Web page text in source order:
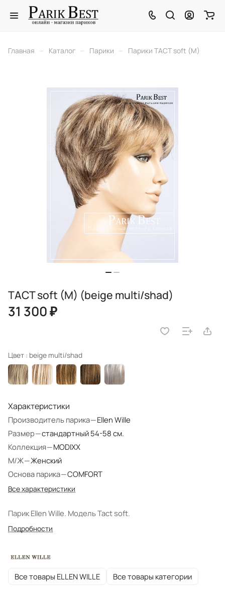
Главная – Каталог – Парики – Парики TACT soft (M)
TACT soft (M) (beige multi/shad)
31 300 ₽
Цвет : beige multi/shad
Характеристики
Производитель парика—Ellen Wille
Размер—стандартный 54-58 см.
Коллекция—MODIXX
М/Ж—Женский
Основа парика—COMFORT
Все характеристики
Парик Ellen Wille. Модель Tact soft.
Подробности
Все товары ELLEN WILLE Все товары категории